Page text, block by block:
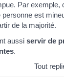
Par exemple,
est
de la majorité.
aussi servir de
.
Tout